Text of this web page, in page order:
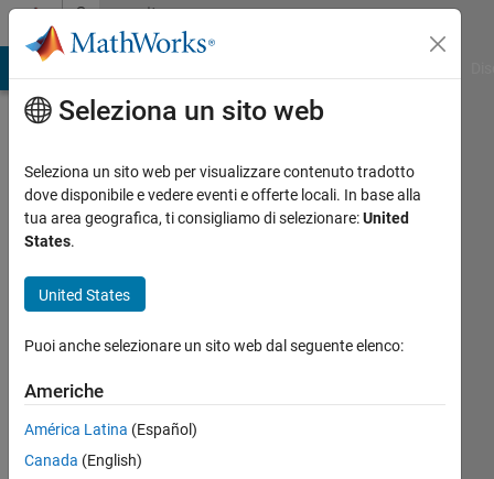
Vai al contenutoCommunity
Profile
Abdelrahman
seen: 3
mesi fa
dal 2026
Followers:
Seleziona un sito web
Seleziona un sito web per visualizzare contenuto tradotto
dove disponibile e vedere eventi e offerte locali. In base alla
tua area geografica, ti consigliamo di selezionare:United
States.
United States
Puoi anche selezionare un sito web dal seguente elenco:
Americhe
América Latina (Español)
Canada (English)